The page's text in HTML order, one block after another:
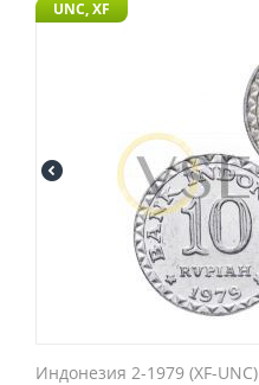
UNC, XF
Индонезия 2-1979 (XF-UNC)